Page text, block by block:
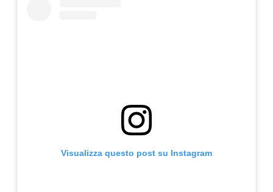
Visualizza questo post su Instagram